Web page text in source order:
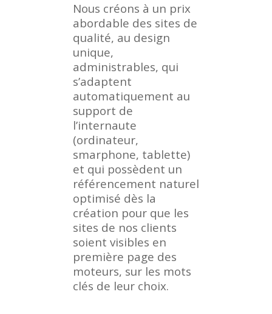
Nous créons à un prix
abordable des sites de
qualité, au design
unique,
administrables, qui
s’adaptent
automatiquement au
support de
l’internaute
(ordinateur,
smarphone, tablette)
et qui possèdent un
référencement naturel
optimisé dès la
création pour que les
sites de nos clients
soient visibles en
première page des
moteurs, sur les mots
clés de leur choix.